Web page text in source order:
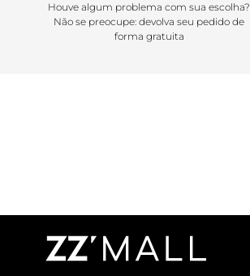
Houve algum problema com sua escolha?
Não se preocupe: devolva seu pedido de
forma gratuita